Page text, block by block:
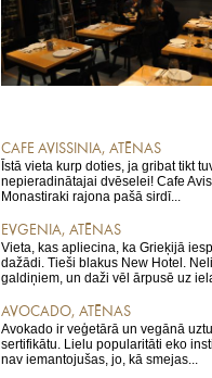
CAFE AVISSINIA, ATĒNAS
Īstā vieta kurp doties, ja gribat tikt
nepieradinātajai dvēselei! Cafe
Monastiraki rajona pašā sirdī...
EVGENIA, ATĒNAS
Vieta, kas apliecina, ka Grieķijā
dažādi. Tieši blakus New Hotel.
galdiņiem, un daži vēl ārpusē uz
AVOCADO, ATĒNAS
Avokado ir veģetārā un vegānā
sertifikātu. Lielu popularitāti eko
nav iemantojušas, jo, kā smejas...